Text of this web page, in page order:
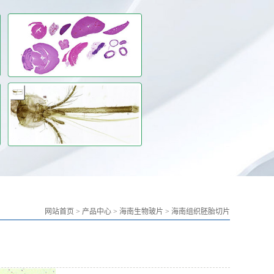
网站首页 > 产品中心 > 海南生物玻片 > 海南组织胚胎切片